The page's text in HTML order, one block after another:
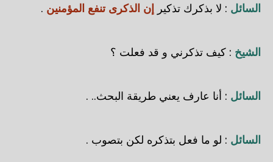
السائل : لا بذكرك تذكير إن الذكرى تنفع المؤمنين .
الشيخ : كيف تذكرني و قد فعلت ؟
السائل : أنا عارف يعني طريقة البحث.. .
السائل : لو ما فعل بتذكره لكن بتصوب .